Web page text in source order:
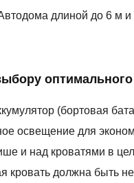
длиной до 6 м
(бортовая
освещение для
и над кроватями в
кровать должна быть